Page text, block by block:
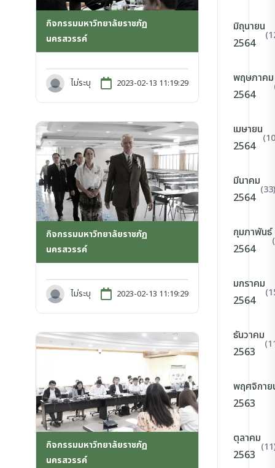
กิจกรรมมหาวิทยาลัยราชภัฏ
นครสวรรค์
ไม่ระบุ 2023-02-13 11:19:29
กิจกรรมมหาวิทยาลัยราชภัฏ
นครสวรรค์
ไม่ระบุ 2023-02-13 11:19:29
กิจกรรมมหาวิทยาลัยราชภัฏ
นครสวรรค์
มิถุนายน
2564
พฤษภาคม
2564
เมษายน
2564
มีนาคม
2564
(33)
กุมภาพันธ์
2564
มกราคม
2564
ธันวาคม
2563
พฤศจิกาย
2563
ตุลาคม
2563